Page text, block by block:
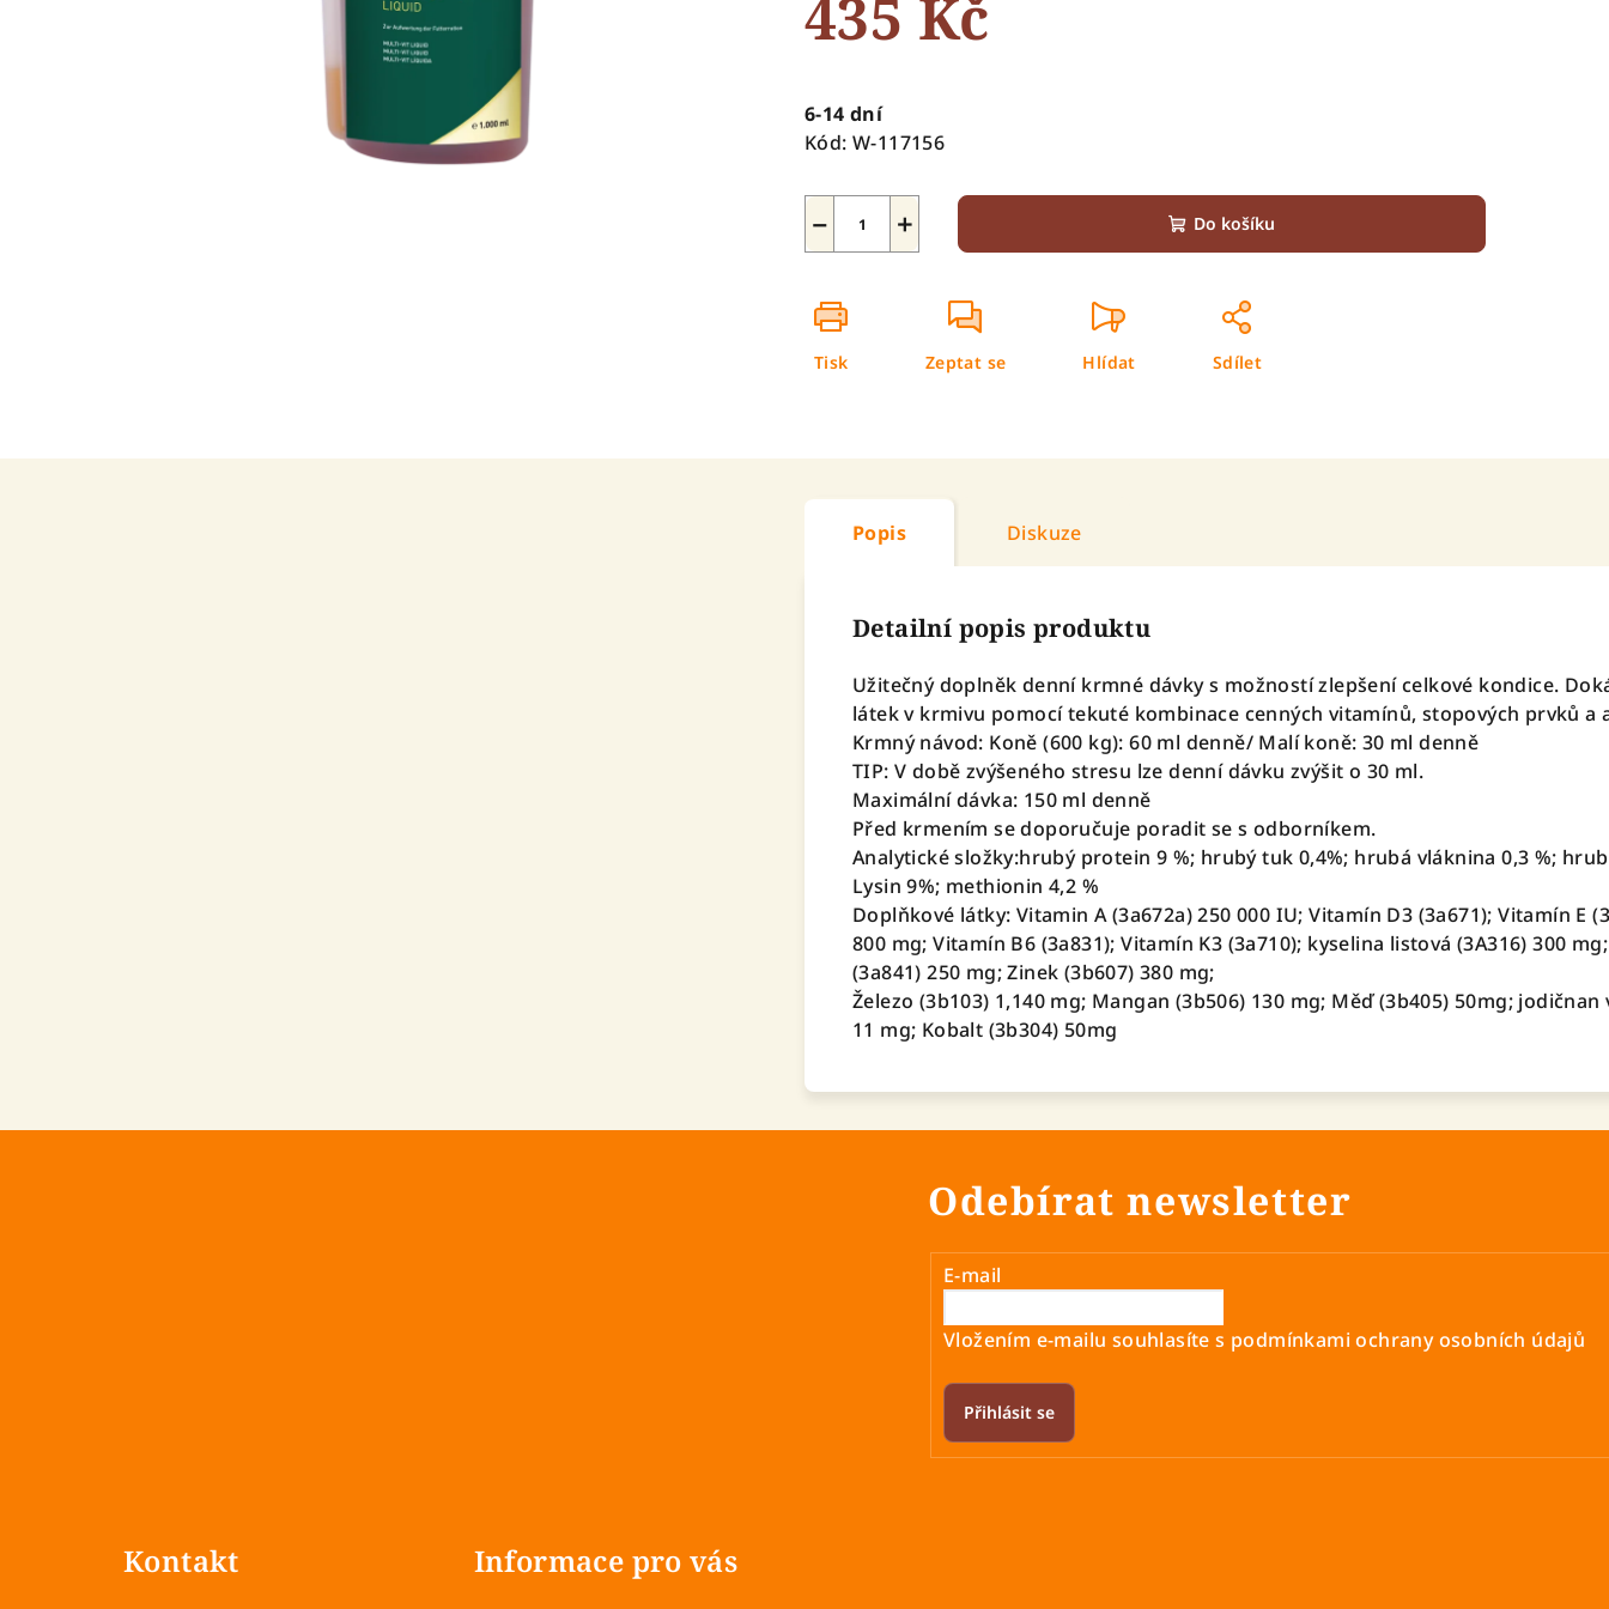
5
435 Kč
cena:
6-14 dní
Kód: W-117156
+
− Do košíku
Tisk Zeptat se Hlídat Sdílet
Popis Diskuze
Detailní popis produktu
Užitečný doplněk denní krmné dávky s možností zlepšení celkové kondice.
látek v krmivu pomocí tekuté kombinace cenných vitamínů, stopových prvků a
Krmný návod: Koně (600 kg): 60 ml denně/ Malí koně: 30 ml denně
TIP: V době zvýšeného stresu lze denní dávku zvýšit o 30 ml.
Maximální dávka: 150 ml denně
Před krmením se doporučuje poradit se s odborníkem.
Analytické složky:hrubý protein 9 %; hrubý tuk 0,4%; hrubá vláknina 0,3 %;
Lysin 9%; methionin 4,2 %
Doplňkové látky: Vitamin A (3a672a) 250 000 IU; Vitamín D3 (3a671); Vitamín E
800 mg; Vitamín B6 (3a831); Vitamín K3 (3a710); kyselina listová (3A316) 300
(3a841) 250 mg; Zinek (3b607) 380 mg;
Železo (3b103) 1,140 mg; Mangan (3b506) 130 mg; Měď (3b405) 50mg;
11 mg; Kobalt (3b304) 50mg
Odebírat newsletter
E-mail
Vložením e-mailu souhlasíte s podmínkami ochrany osobních údajů
Přihlásit se
Kontakt Informace pro vás